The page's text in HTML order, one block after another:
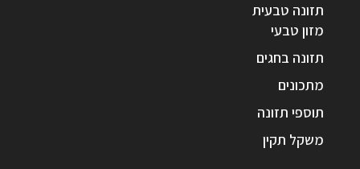
תזונה טבעית
מזון טבעי
תזונה בחגים
מתכונים
תוספי תזונה
משקל תקין